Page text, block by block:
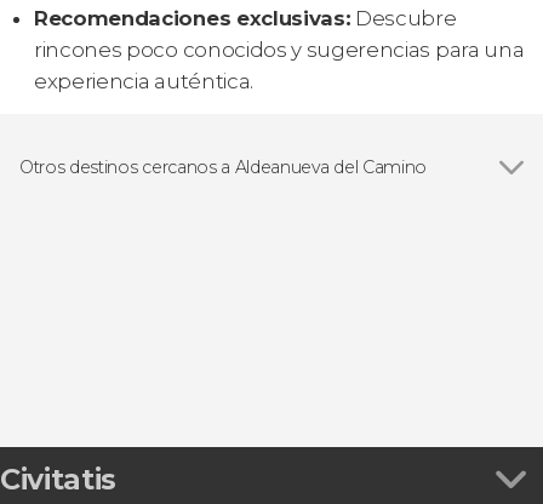
Recomendaciones exclusivas: Descubre
rincones poco conocidos y sugerencias para una
experiencia auténtica.
Otros destinos cercanos a Aldeanueva del Camino
Civitatis